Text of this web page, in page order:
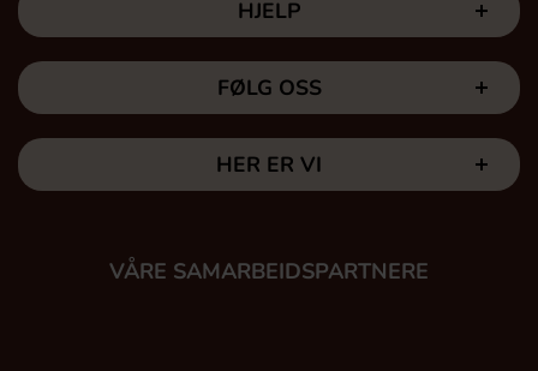
HJELP
FØLG OSS
HER ER VI
VÅRE SAMARBEIDSPARTNERE